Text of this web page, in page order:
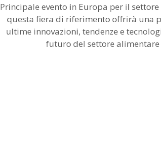
Principale evento in Europa per il
questa fiera di riferimento offrirà una
ultime innovazioni, tendenze e
futuro del settore alimentare